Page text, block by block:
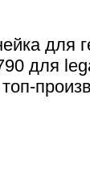
для
для